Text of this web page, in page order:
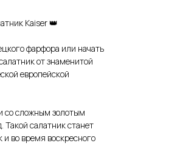
Kaiser 👑
фарфора или начать
от знаменитой
европейской
со сложным золотым
салатник станет
во время воскресного